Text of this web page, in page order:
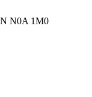
N0A 1M0